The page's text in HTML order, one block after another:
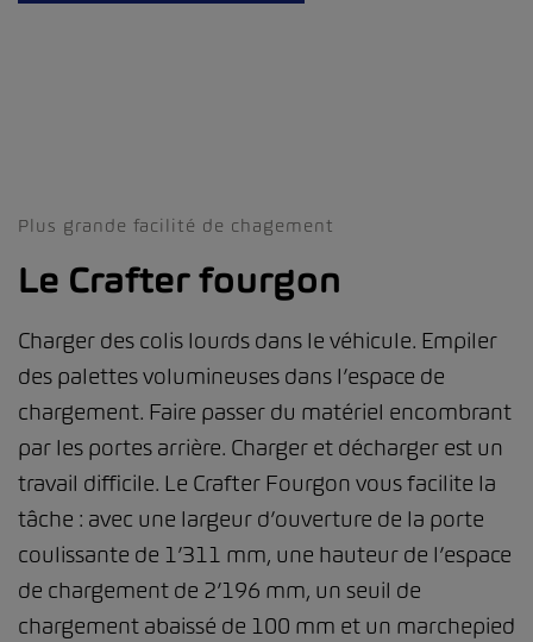
Plus grande facilité de chagement
Le Crafter fourgon
Charger des colis lourds dans le véhicule. Empiler
des palettes volumineuses dans l’espace de
chargement. Faire passer du matériel encombrant
par les portes arrière. Charger et décharger est un
travail difficile. Le Crafter Fourgon vous facilite la
tâche : avec une largeur d’ouverture de la porte
coulissante de 1’311 mm, une hauteur de l’espace
de chargement de 2’196 mm, un seuil de
chargement abaissé de 100 mm et un marchepied